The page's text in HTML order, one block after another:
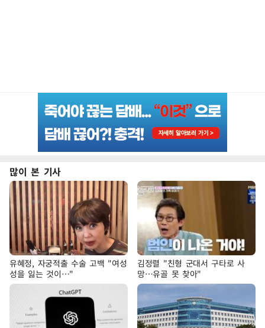
많이 본 기사
유혜정, 자궁적출 수술 고백 "여성
성을 잃는 것이…"
김정렬 "친형 군대서 구타로 사
망…유골 못 찾아"